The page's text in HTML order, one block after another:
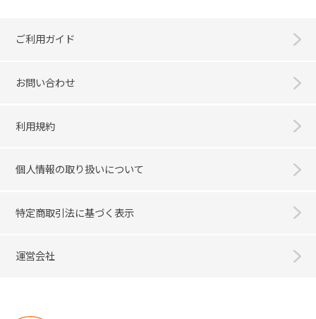
ご利用ガイド
お問い合わせ
利用規約
個人情報の取り扱いについて
特定商取引法に基づく表示
運営会社